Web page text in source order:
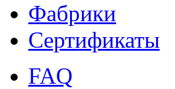
Фабрики
Сертификаты
FAQ